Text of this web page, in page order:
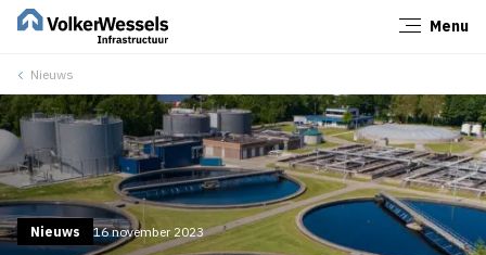
Menu
Nieuws
Nieuws 16 november 2023
Sluiten